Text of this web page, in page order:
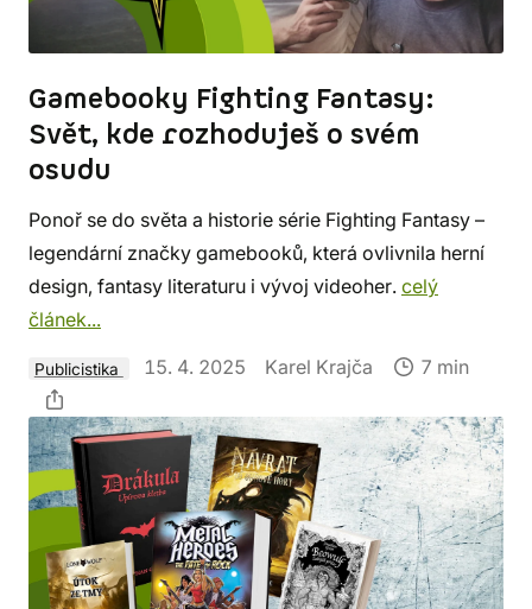
Gamebooky Fighting Fantasy:
Svět, kde rozhoduješ o svém
osudu
Ponoř se do světa a historie série Fighting Fantasy –
legendární značky gamebooků, která ovlivnila herní
design, fantasy literaturu i vývoj videoher. celý
článek...
Publicistika 15. 4. 2025 Karel Krajča 7 min